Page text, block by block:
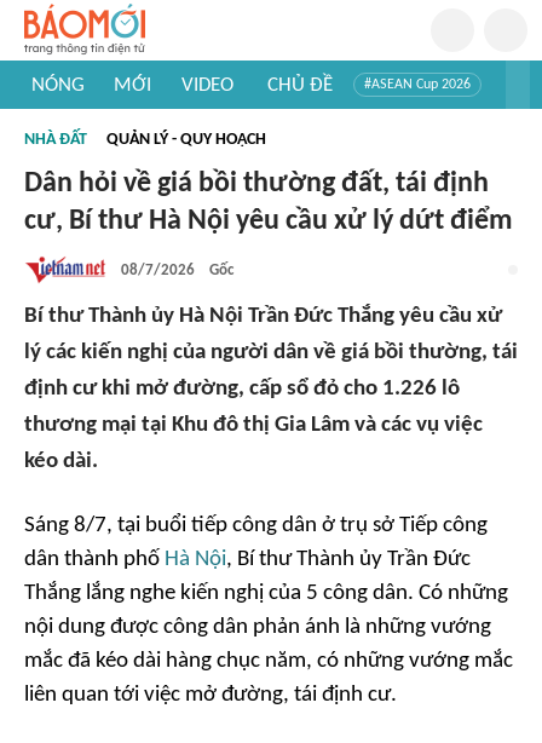
NÓNG MỚI VIDEO CHỦ ĐỀ #ASEAN Cup 2026
#Khám phá thế giới
NHÀ ĐẤT QUẢN LÝ - QUY HOẠCH
Dân hỏi về giá bồi thường đất, tái định
cư, Bí thư Hà Nội yêu cầu xử lý dứt điểm
08/7/2026 Gốc
Bí thư Thành ủy Hà Nội Trần Đức Thắng yêu cầu xử
lý các kiến nghị của người dân về giá bồi thường, tái
định cư khi mở đường, cấp sổ đỏ cho 1.226 lô
thương mại tại Khu đô thị Gia Lâm và các vụ việc
kéo dài.
Sáng 8/7, tại buổi tiếp công dân ở trụ sở Tiếp công
dân thành phố Hà Nội, Bí thư Thành ủy Trần Đức
Thắng lắng nghe kiến nghị của 5 công dân. Có những
nội dung được công dân phản ánh là những vướng
mắc đã kéo dài hàng chục năm, có những vướng mắc
liên quan tới việc mở đường, tái định cư.